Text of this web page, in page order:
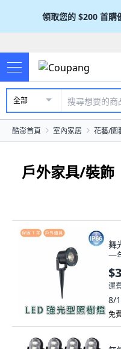
領取您的 $200 首購
全部
酷澎首頁 室內家居 花藝/園
戶外家具/裝飾
舞
一
運
8/
免